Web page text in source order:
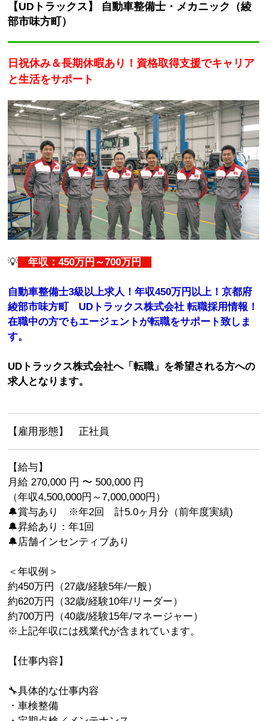
【UDトラックス】 自動車整備士・メカニック（綾
部市味方町）
日祝休み＆長期休暇あり！資格取得支援でキャリア
と生活をサポート
💡 年収：450万円～700万円
自動車整備士3級以上求人！年収450万円以上！京都府
綾部市味方町 UDトラックス株式会社 転職採用情報！
在職中の方でもエージェントが転職をサポート致しま
す。
UDトラックス株式会社へ「転職」を希望される方への
求人となります。
【雇用形態】 正社員
【給与】
月給 270,000 円 〜 500,000 円
（年収4,500,000円～7,000,000円）
🔔賞与あり ※年2回 計5.0ヶ月分（前年度実績)
🔔昇給あり：年1回
🔔店舗インセンティブあり
＜年収例＞
約450万円（27歳/経験5年/一般）
約620万円（32歳/経験10年/リーダー）
約700万円（40歳/経験15年/マネージャー）
※上記年収には残業代が含まれています。
【仕事内容】
🔧具体的な仕事内容
・車検整備